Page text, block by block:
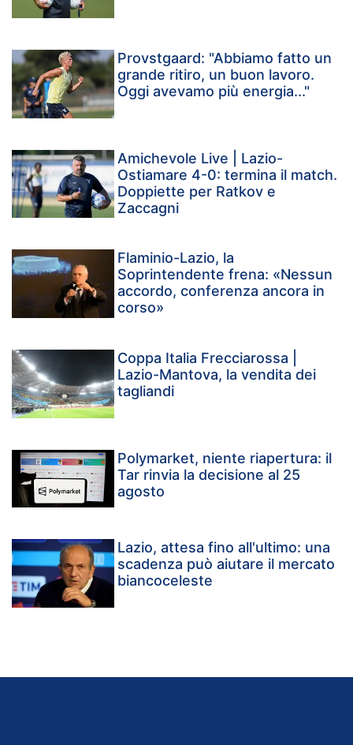
Provstgaard: "Abbiamo fatto un
grande ritiro, un buon lavoro.
Oggi avevamo più energia..."
Amichevole Live | Lazio-
Ostiamare 4-0: termina il match.
Doppiette per Ratkov e
Zaccagni
Flaminio-Lazio, la
Soprintendente frena: «Nessun
accordo, conferenza ancora in
corso»
Coppa Italia Frecciarossa |
Lazio-Mantova, la vendita dei
tagliandi
Polymarket, niente riapertura: il
Tar rinvia la decisione al 25
agosto
Lazio, attesa fino all'ultimo: una
scadenza può aiutare il mercato
biancoceleste